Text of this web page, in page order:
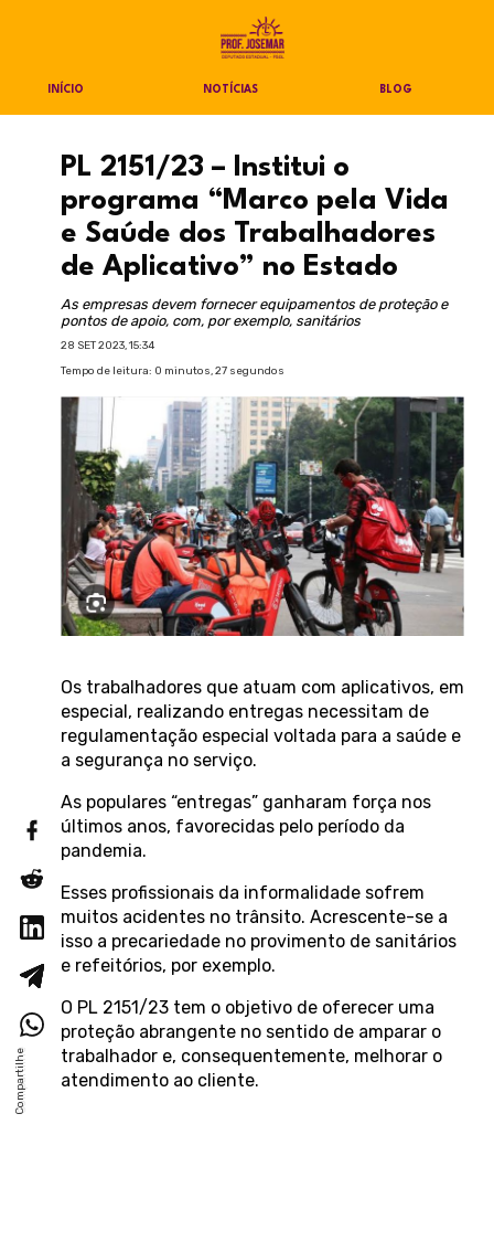
INÍCIO NOTÍCIAS BLOG
PL 2151/23 – Institui o
programa “Marco pela Vida
e Saúde dos Trabalhadores
de Aplicativo” no Estado
As empresas devem fornecer equipamentos de proteção e
pontos de apoio, com, por exemplo, sanitários
28 SET 2023, 15:34
Tempo de leitura: 0 minutos, 27 segundos
Os trabalhadores que atuam com aplicativos, em
especial, realizando entregas necessitam de
regulamentação especial voltada para a saúde e
a segurança no serviço.
As populares “entregas” ganharam força nos
últimos anos, favorecidas pelo período da
pandemia.
Esses profissionais da informalidade sofrem
muitos acidentes no trânsito. Acrescente-se a
isso a precariedade no provimento de sanitários
e refeitórios, por exemplo.
O PL 2151/23 tem o objetivo de oferecer uma
proteção abrangente no sentido de amparar o
trabalhador e, consequentemente, melhorar o
atendimento ao cliente.